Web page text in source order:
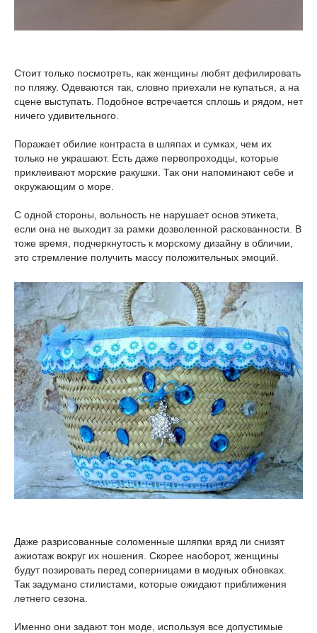
Стоит только посмотреть, как женщины любят дефилировать
по пляжу. Одеваются так, словно приехали не купаться, а на
сцене выступать. Подобное встречается сплошь и рядом, нет
ничего удивительного.
Поражает обилие контраста в шляпах и сумках, чем их
только не украшают. Есть даже первопроходцы, которые
приклеивают морские ракушки. Так они напоминают себе и
окружающим о море.
С одной стороны, вольность не нарушает основ этикета,
если она не выходит за рамки дозволенной раскованности. В
тоже время, подчеркнутость к морскому дизайну в обличии,
это стремление получить массу положительных эмоций.
Даже разрисованные соломенные шляпки вряд ли снизят
ажиотаж вокруг их ношения. Скорее наоборот, женщины
будут позировать перед соперницами в модных обновках.
Так задумано стилистами, которые ожидают приближения
летнего сезона.
Именно они задают тон моде, используя все допустимые